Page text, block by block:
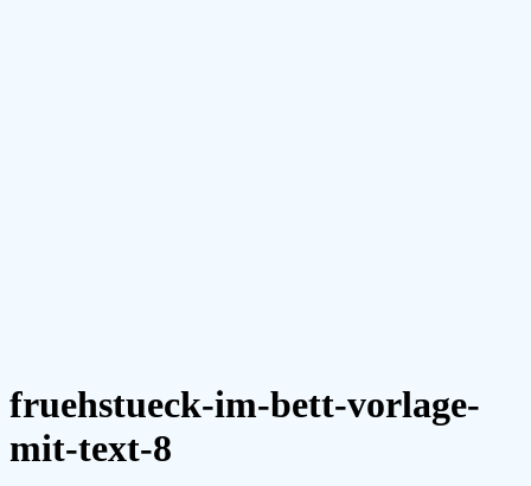
fruehstueck-im-bett-vorlage-
mit-text-8